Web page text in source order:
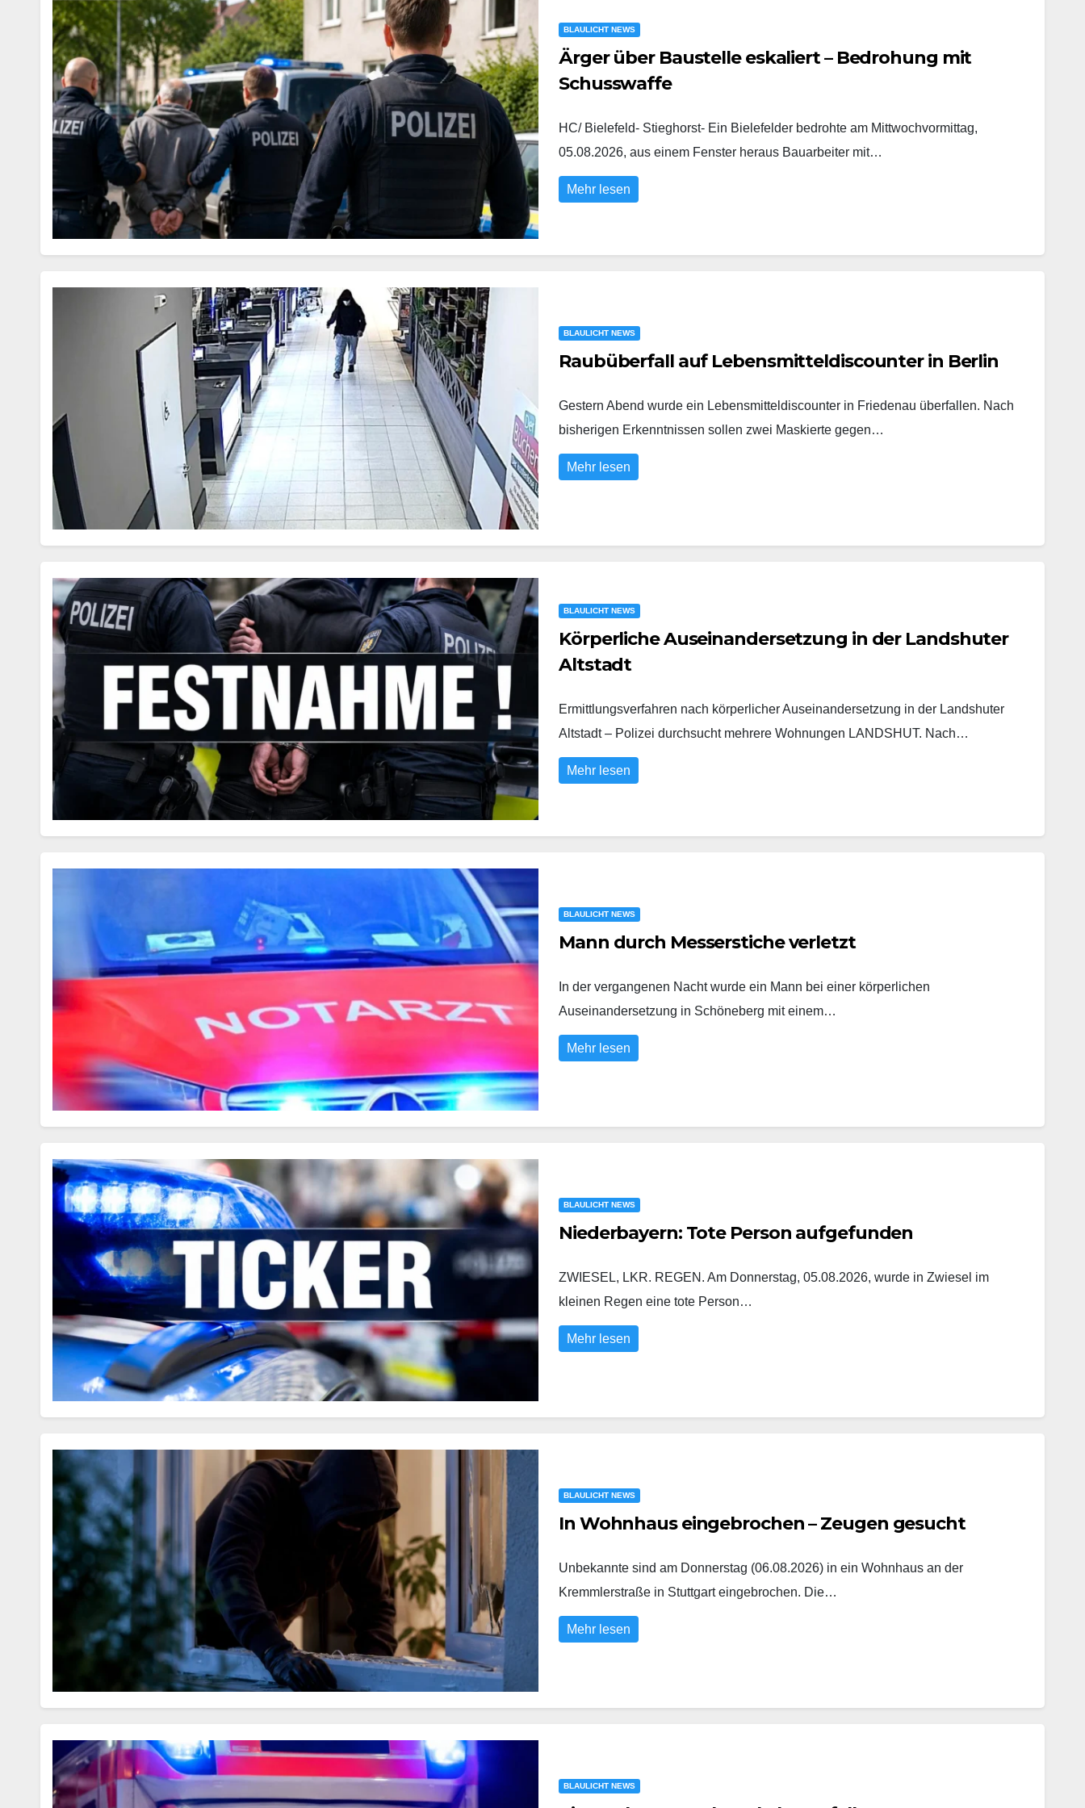
BLAULICHT NEWS
Ärger über Baustelle eskaliert – Bedrohung mit
Schusswaffe
HC/ Bielefeld- Stieghorst- Ein Bielefelder bedrohte am Mittwochvormittag,
05.08.2026, aus einem Fenster heraus Bauarbeiter mit…
Mehr lesen
BLAULICHT NEWS
Raubüberfall auf Lebensmitteldiscounter in Berlin
Gestern Abend wurde ein Lebensmitteldiscounter in Friedenau überfallen. Nach
bisherigen Erkenntnissen sollen zwei Maskierte gegen…
Mehr lesen
BLAULICHT NEWS
Körperliche Auseinandersetzung in der Landshuter
Altstadt
Ermittlungsverfahren nach körperlicher Auseinandersetzung in der Landshuter
Altstadt – Polizei durchsucht mehrere Wohnungen LANDSHUT. Nach…
Mehr lesen
BLAULICHT NEWS
Mann durch Messerstiche verletzt
In der vergangenen Nacht wurde ein Mann bei einer körperlichen
Auseinandersetzung in Schöneberg mit einem…
Mehr lesen
BLAULICHT NEWS
Niederbayern: Tote Person aufgefunden
ZWIESEL, LKR. REGEN. Am Donnerstag, 05.08.2026, wurde in Zwiesel im
kleinen Regen eine tote Person…
Mehr lesen
BLAULICHT NEWS
In Wohnhaus eingebrochen – Zeugen gesucht
Unbekannte sind am Donnerstag (06.08.2026) in ein Wohnhaus an der
Kremmlerstraße in Stuttgart eingebrochen. Die…
Mehr lesen
BLAULICHT NEWS